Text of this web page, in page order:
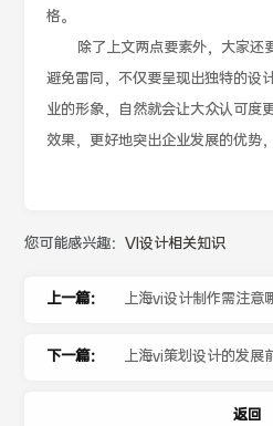
格。
除了上文两点要素外，大家还
避免雷同，不仅要呈现出独特的设
业的形象，自然就会让大众认可度
效果，更好地突出企业发展的优势
您可能感兴趣：VI设计相关知识
上一篇： 上海vi设计制作需注意
下一篇： 上海vi策划设计的发展
返回